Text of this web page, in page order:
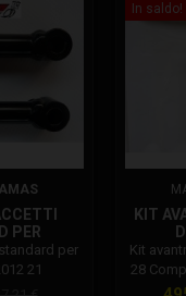
PER
2012 21per
21
In saldo!
KIT
Kit
28
inox d.